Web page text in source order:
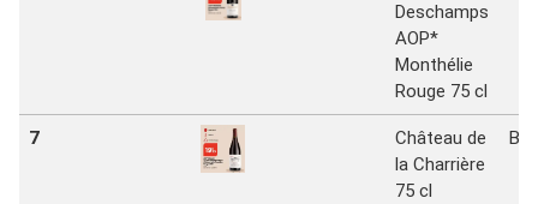
Deschamps
AOP*
Monthélie
Rouge 75 cl
7
Château de
la Charrière
75 cl
Bi1